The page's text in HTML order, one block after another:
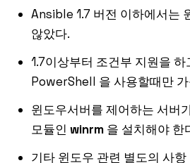
Ansible 1.7 버전 이하에서는
않았다.
1.7이상부터 조건부 지원을
PowerShell 을 사용할때만
윈도우서버를 제어하는 서버
모듈인 winrm 을 설치해야 한
기타 윈도우 관련 별도의 사항